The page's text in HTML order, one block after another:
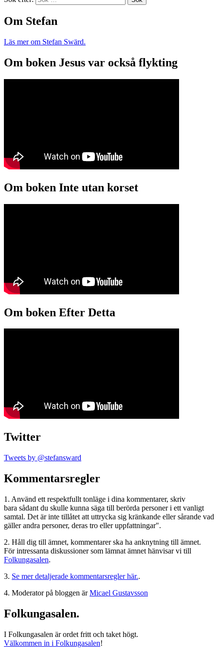
Om Stefan
Läs mer om Stefan Swärd.
Om boken Jesus var också flykting
Om boken Inte utan korset
Om boken Efter Detta
Twitter
Tweets by @stefansward
Kommentarsregler
1. Använd ett respektfullt tonläge i dina kommentarer, skriv
bara sådant du skulle kunna säga till berörda personer i ett vanligt
samtal. Det är inte tillåtet att uttrycka sig kränkande eller sårande vad
gäller andra personer, deras tro eller uppfattningar".
2. Håll dig till ämnet, kommentarer ska ha anknytning till ämnet.
För intressanta diskussioner som lämnat ämnet hänvisar vi till
Folkungasalen.
3. Se mer detaljerade kommentarsregler här..
4. Moderator på bloggen ärMicael Gustavsson
Folkungasalen.
I Folkungasalen är ordet fritt och taket högt.
Välkommen in i Folkungasalen!